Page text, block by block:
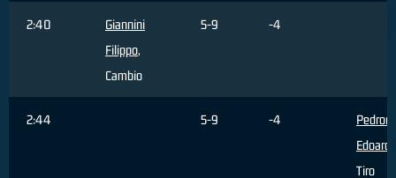
2:40
Giannini
Filippo,
Cambio
5-9 -4
2:44 5-9 -4
Pedroni
Edoardo
Tiro